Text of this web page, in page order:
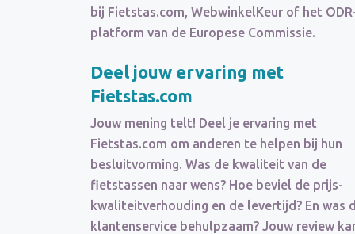
bij Fietstas.com, WebwinkelKeur of het
platform van de Europese Commissie.
Deel jouw ervaring met
Fietstas.com
Jouw mening telt! Deel je ervaring met
Fietstas.com om anderen te helpen bij hun
besluitvorming. Was de kwaliteit van de
fietstassen naar wens? Hoe beviel de prijs-
kwaliteitverhouding en de levertijd? En was
klantenservice behulpzaam? Jouw review